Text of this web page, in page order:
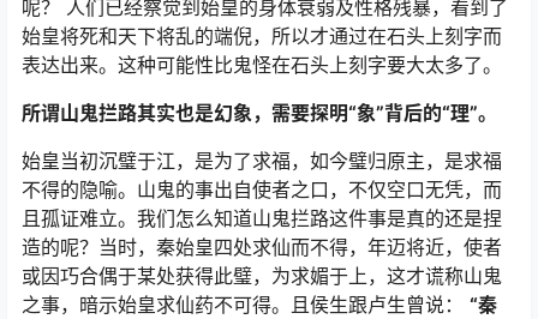
呢？ 人们已经察觉到始皇的身体衰弱及性格残暴，看到了
始皇将死和天下将乱的端倪，所以才通过在石头上刻字而
表达出来。这种可能性比鬼怪在石头上刻字要大太多了。
所谓山鬼拦路其实也是幻象，需要探明“象”背后的“理”。
始皇当初沉璧于江，是为了求福，如今璧归原主，是求福
不得的隐喻。山鬼的事出自使者之口，不仅空口无凭，而
且孤证难立。我们怎么知道山鬼拦路这件事是真的还是捏
造的呢？当时，秦始皇四处求仙而不得，年迈将近，使者
或因巧合偶于某处获得此璧，为求媚于上，这才谎称山鬼
之事，暗示始皇求仙药不可得。且侯生跟卢生曾说： “秦